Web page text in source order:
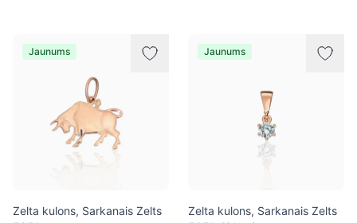
Jaunums
Zelta kulons, Sarkanais Zelts
Jaunums
Zelta kulons, Sarkanais Zelts